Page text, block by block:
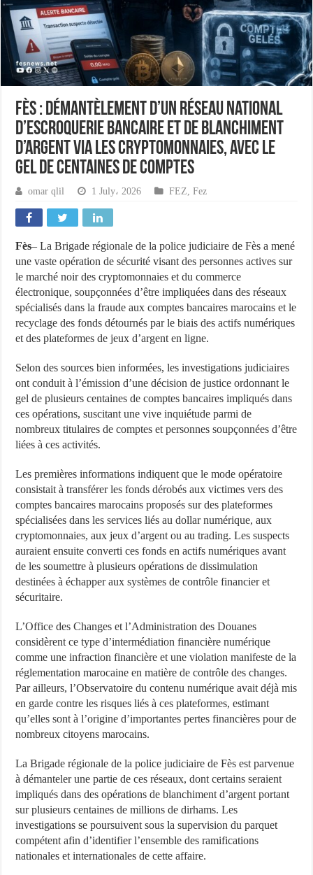
Fès : Démantèlement d’un réseau national
d’escroquerie bancaire et de blanchiment
d’argent via les cryptomonnaies, avec le
gel de centaines de comptes
omar qlil 1 July، 2026 FEZ ,Fez
Fès– La Brigade régionale de la police judiciaire de Fès a mené
une vaste opération de sécurité visant des personnes actives sur
le marché noir des cryptomonnaies et du commerce
électronique, soupçonnées d’être impliquées dans des réseaux
spécialisés dans la fraude aux comptes bancaires marocains et le
recyclage des fonds détournés par le biais des actifs numériques
et des plateformes de jeux d’argent en ligne.
Selon des sources bien informées, les investigations judiciaires
ont conduit à l’émission d’une décision de justice ordonnant le
gel de plusieurs centaines de comptes bancaires impliqués dans
ces opérations, suscitant une vive inquiétude parmi de
nombreux titulaires de comptes et personnes soupçonnées d’être
liées à ces activités.
Les premières informations indiquent que le mode opératoire
consistait à transférer les fonds dérobés aux victimes vers des
comptes bancaires marocains proposés sur des plateformes
spécialisées dans les services liés au dollar numérique, aux
cryptomonnaies, aux jeux d’argent ou au trading. Les suspects
auraient ensuite converti ces fonds en actifs numériques avant
de les soumettre à plusieurs opérations de dissimulation
destinées à échapper aux systèmes de contrôle financier et
sécuritaire.
L’Office des Changes et l’Administration des Douanes
considèrent ce type d’intermédiation financière numérique
comme une infraction financière et une violation manifeste de la
réglementation marocaine en matière de contrôle des changes.
Par ailleurs, l’Observatoire du contenu numérique avait déjà mis
en garde contre les risques liés à ces plateformes, estimant
qu’elles sont à l’origine d’importantes pertes financières pour de
nombreux citoyens marocains.
La Brigade régionale de la police judiciaire de Fès est parvenue
à démanteler une partie de ces réseaux, dont certains seraient
impliqués dans des opérations de blanchiment d’argent portant
sur plusieurs centaines de millions de dirhams. Les
investigations se poursuivent sous la supervision du parquet
compétent afin d’identifier l’ensemble des ramifications
nationales et internationales de cette affaire.